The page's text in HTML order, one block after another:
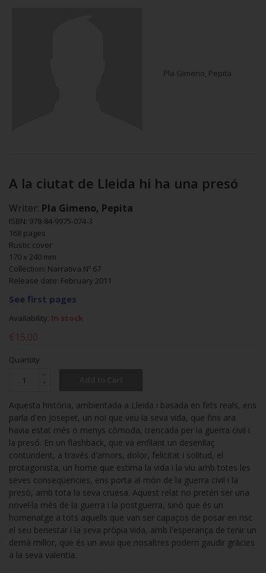
Pla Gimeno, Pepita
A la ciutat de Lleida hi ha una presó
Writer: Pla Gimeno, Pepita
ISBN: 978-84-9975-074-3
168 pages
Rustic cover
170 x 240 mm
Collection: Narrativa Nº 67
Release date: February 2011
See first pages
Availability: In stock
€15.00
Quantity
Aquesta història, ambientada a Lleida i basada en fets reals, ens
parla d'en Josepet, un noi que veu la seva vida, que fins ara
havia estat més o menys còmoda, trencada per la guerra civil i
la presó. En un flashback, que va enfilant un desenllaç
contundent, a través d'amors, dolor, felicitat i solitud, el
protagonista, un home que estima la vida i la viu amb totes les
seves conseqüencies, ens porta al món de la guerra civil i la
presó, amb tota la seva cruesa. Aquest relat no pretén ser una
novel·la més de la guerra i la postguerra, sinó que és un
homenatge a tots aquells que van ser capaços de posar en risc
el seu benestar i la seva pròpia vida, amb l'esperança de tenir un
demà millor, que és un avui que nosaltres podem gaudir gràcies
a la seva valentia.